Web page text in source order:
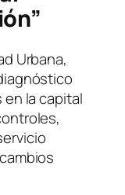
Urbana,
la capital